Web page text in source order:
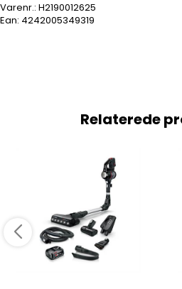
Varenr.: H2190012625
Ean: 4242005349319
Relaterede